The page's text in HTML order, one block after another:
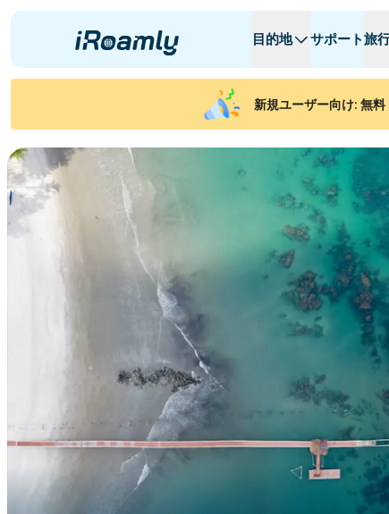
目的地 サポート旅
ローカルeSIM
リージョナルeSIM
アルバニア
アルゼンチン
アゼルバイジ
ベルギー
ブルガリア
チャド
콩고 공화국
チェコ共和国
エジプト
旅行日程
新規ユーザー向け: 無